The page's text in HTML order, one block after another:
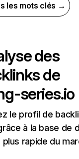
les mots clés →
des
de
series.io
le profil de
à la base de
plus rapide du